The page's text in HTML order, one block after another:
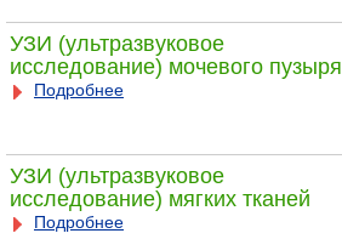
УЗИ (ультразвуковое
исследование) мочевого пузыря
Подробнее
УЗИ (ультразвуковое
исследование) мягких тканей
Подробнее